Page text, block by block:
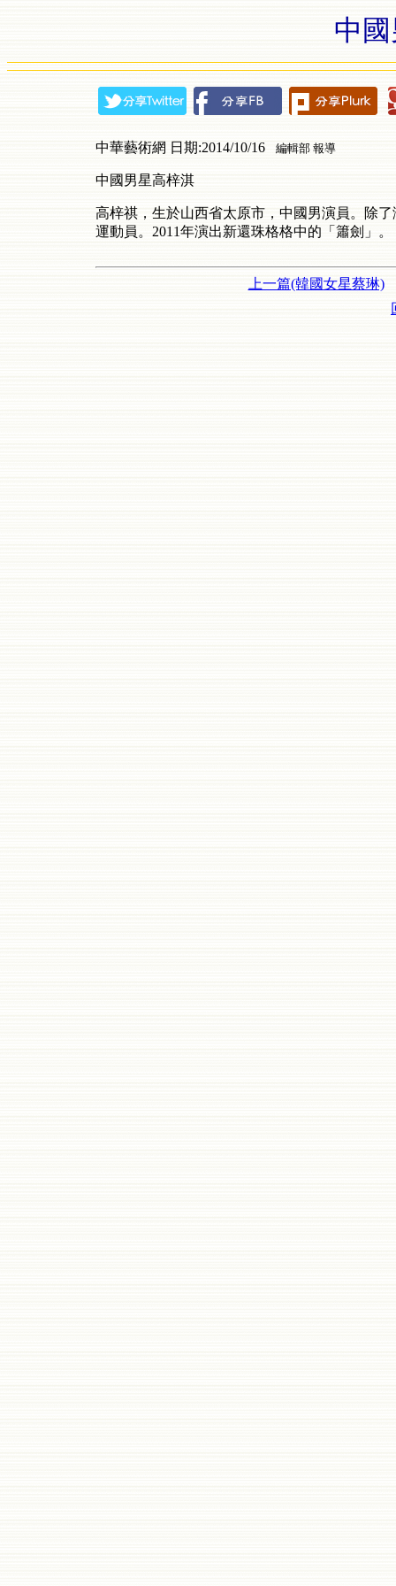
中
中華藝術網 日期:2014/10/16 編輯部 報導
中國男星高梓淇
高梓祺，生於山西省太原市，中國男演員。除
運動員。2011年演出新還珠格格中的「簫劍」
上一篇(韓國女星蔡琳)